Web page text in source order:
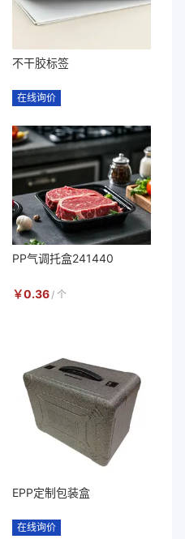
不干胶标签
在线询价
PP气调托盒241440
￥0.36 / 个
EPP定制包装盒
在线询价